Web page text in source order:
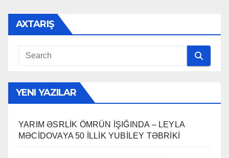
AXTARIŞ
YENI YAZILAR
YARIM ƏSRLİK ÖMRÜN İŞIĞINDA – LEYLA
MƏCİDOVAYA 50 İLLİK YUBİLEY TƏBRİKİ